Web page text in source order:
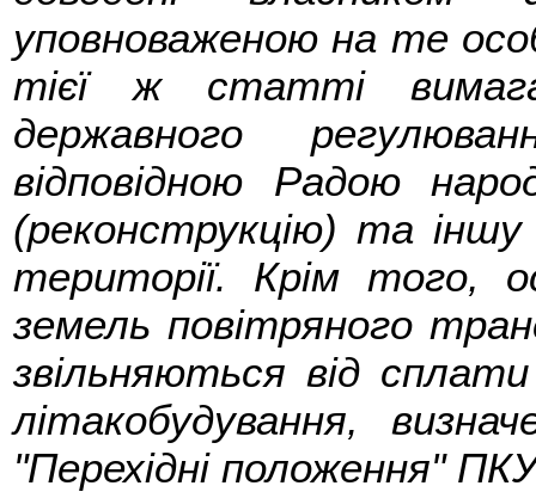
уповноваженою на те
тієї ж статті
державного
відповідною Радою
(реконструкцію) та іншу
території. Крім того,
земель повітряного
звільняються від
літакобудування,
"Перехідні положення"